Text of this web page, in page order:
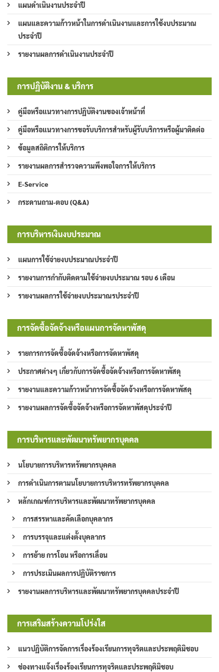
แผนดำเนินงานประจำปี
แผนและความก้าวหน้าในการดำเนินงานและการใช้งบประมาณ
ประจำปี
รายงานผลการดำเนินงานประจำปี
การปฏิบัติงาน & บริการ
คู่มือหรือแนวทางการปฏิบัติงานของเจ้าหน้าที่
คู่มือหรือแนวทางการขอรับบริการสำหรับผู้รับบริการหรือผู้มาติดต่อ
ข้อมูลสถิติการให้บริการ
รายงานผลการสำรวจความพึงพอใจการให้บริการ
E-Service
กระดานถาม-ตอบ (Q&A)
การบริหารเงินงบประมาณ
แผนการใช้จ่ายงบประมาณประจำปี
รายงานการกำกับติดตามใช้จ่ายงบประมาณ รอบ 6 เดือน
รายงานผลการใช้จ่ายงบประมาณรประจำปี
การจัดซื้อจัดจ้างหรือแผนการจัดหาพัสดุ
รายการการจัดซื้อจัดจ้างหรือการจัดหาพัสดุ
ประกาศต่างๆ เกี่ยวกับการจัดซื้อจัดจ้างหรือการจัดหาพัสดุ
รายงานและความก้าวหน้าการจัดซื้อจัดจ้างหรือการจัดหาพัสดุ
รายงานผลการจัดซื้อจัดจ้างหรือการจัดหาพัสดุประจำปี
การบริหารและพัฒนาทรัพยากรบุคคล
นโยบายการบริหารทรัพยากรบุคคล
การดำเนินการตามนโยบายการบริหารทรัพยากรบุคคล
หลักเกณฑ์การบริหารและพัฒนาทรัพยากรบุคคล
การสรรหาและคัดเลือกบุคลากร
การบรรจุและแต่งตั้งบุคลากร
การย้าย การโอน หรือการเลื่อน
การประเมินผลการปฏิบัติราชการ
รายงานผลการบริหารและพัฒนาทรัพยากรบุคคลประจำปี
การเสริมสร้างความโปร่งใส
แนวปฏิบัติการจัดการเรื่องร้องเรียนการทุจริตและประพฤติมิชอบ
ช่องทางแจ้งเรื่องร้องเรียนการทุจริตและประพฤติมิชอบ